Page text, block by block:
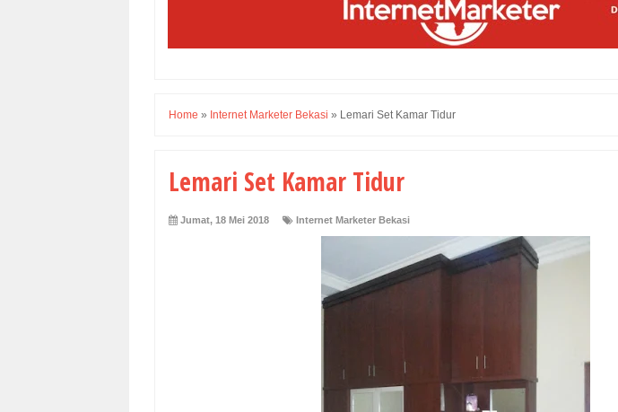
Home » Internet Marketer Bekasi » Lemari Set Kamar Tidur
Lemari Set Kamar Tidur
Jumat, 18 Mei 2018 Internet Marketer Bekasi